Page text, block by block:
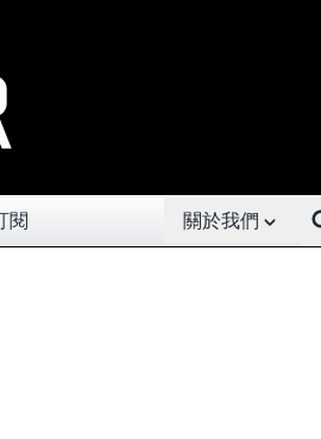
閱
Open About menu
關於我們